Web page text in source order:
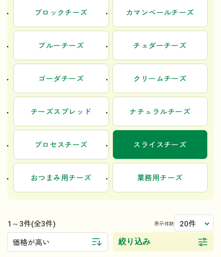
ブロックチーズ カマンベールチーズ
ブルーチーズ チェダーチーズ
ゴーダチーズ クリームチーズ
チーズスプレッド ナチュラルチーズ
プロセスチーズ スライスチーズ
おつまみ用チーズ 業務用チーズ
1～3件(全3件) 表示件数 20件
価格が高い 絞り込み